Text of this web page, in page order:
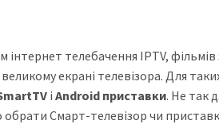
інтернет телебачення IPTV,
екрані телевізора. Для
і Android приставки. Не так
Смарт-телевізор чи